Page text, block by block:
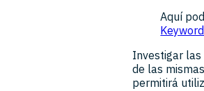
Aquí
Investigar
de las
permitirá